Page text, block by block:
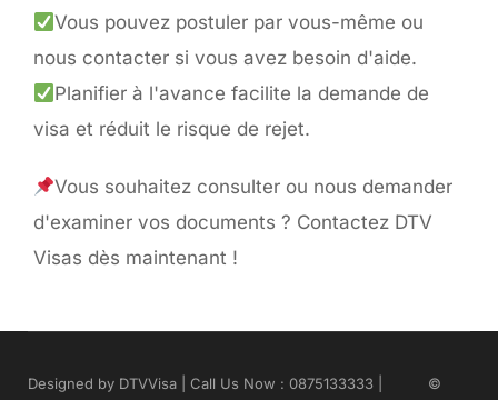
Vous pouvez postuler par vous-même ou
nous contacter si vous avez besoin d'aide.
Planifier à l'avance facilite la demande de
visa et réduit le risque de rejet.
Vous souhaitez consulter ou nous demander
d'examiner vos documents ? Contactez DTV
Visas dès maintenant !
Designed by DTVVisa | Call Us Now : 0875133333 | ©